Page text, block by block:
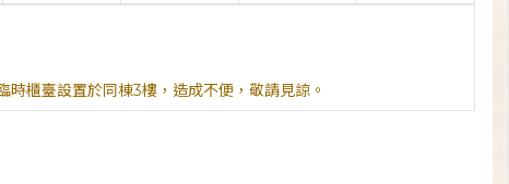
櫃臺設置於同棟3樓，造成不便，敬請見諒。